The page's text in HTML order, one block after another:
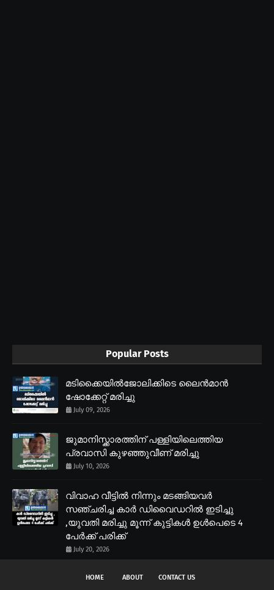
Popular Posts
മടിക്കൈയിൽജോലിക്കിടെ ലൈൻമാൻ
ഷോക്കേറ്റ് മരിച്ചു
July 09, 2026
ജുമാനിസ്ക്കാരത്തിന് പള്ളിയിലെത്തിയ
പ്രവാസി കുഴഞ്ഞുവീണ് മരിച്ചു
July 10, 2026
വിവാഹ വീട്ടിൽ നിന്നും മടങ്ങിയവർ
സഞ്ചരിച്ച കാർ ഡിവൈഡറിൽ ഇടിച്ചു
,യുവതി മരിച്ചു മൂന്ന് കുട്ടികൾ ഉൾപെടെ 4
പേർക്ക് പരിക്ക്
July 20, 2026
HOME ABOUT CONTACT US